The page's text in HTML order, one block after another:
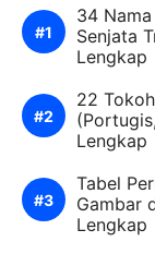
34
Senjata
Lengkap
22
Lengkap
Tabel
Gambar
Lengkap